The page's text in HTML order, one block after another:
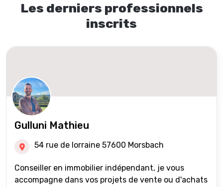
Les derniers professionnels
inscrits
Gulluni Mathieu
54 rue de lorraine 57600 Morsbach
Conseiller en immobilier indépendant, je vous
accompagne dans vos projets de vente ou d'achats